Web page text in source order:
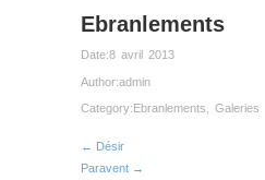
Ebranlements
Date:8 avril 2013
Author:admin
Category: Ebranlements Galeries
← Désir
Paravent →